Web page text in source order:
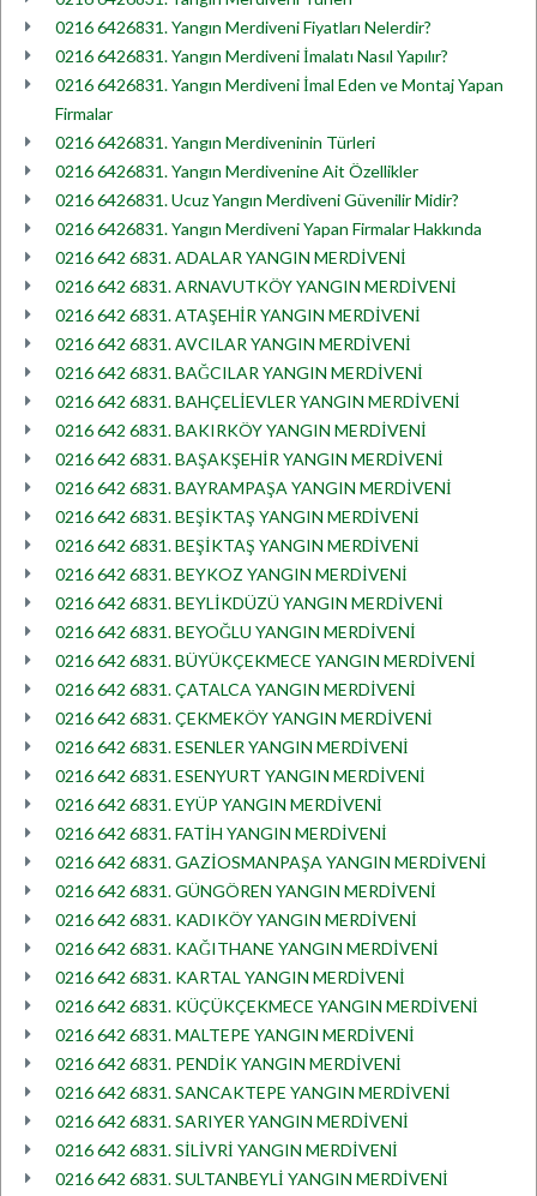
0216 6426831. Yangın Merdiveni Fiyatları Nelerdir?
0216 6426831. Yangın Merdiveni İmalatı Nasıl Yapılır?
0216 6426831. Yangın Merdiveni İmal Eden ve Montaj Yapan
Firmalar
0216 6426831. Yangın Merdiveninin Türleri
0216 6426831. Yangın Merdivenine Ait Özellikler
0216 6426831. Ucuz Yangın Merdiveni Güvenilir Midir?
0216 6426831. Yangın Merdiveni Yapan Firmalar Hakkında
0216 642 6831. ADALAR YANGIN MERDİVENİ
0216 642 6831. ARNAVUTKÖY YANGIN MERDİVENİ
0216 642 6831. ATAŞEHİR YANGIN MERDİVENİ
0216 642 6831. AVCILAR YANGIN MERDİVENİ
0216 642 6831. BAĞCILAR YANGIN MERDİVENİ
0216 642 6831. BAHÇELİEVLER YANGIN MERDİVENİ
0216 642 6831. BAKIRKÖY YANGIN MERDİVENİ
0216 642 6831. BAŞAKŞEHİR YANGIN MERDİVENİ
0216 642 6831. BAYRAMPAŞA YANGIN MERDİVENİ
0216 642 6831. BEŞİKTAŞ YANGIN MERDİVENİ
0216 642 6831. BEŞİKTAŞ YANGIN MERDİVENİ
0216 642 6831. BEYKOZ YANGIN MERDİVENİ
0216 642 6831. BEYLİKDÜZÜ YANGIN MERDİVENİ
0216 642 6831. BEYOĞLU YANGIN MERDİVENİ
0216 642 6831. BÜYÜKÇEKMECE YANGIN MERDİVENİ
0216 642 6831. ÇATALCA YANGIN MERDİVENİ
0216 642 6831. ÇEKMEKÖY YANGIN MERDİVENİ
0216 642 6831. ESENLER YANGIN MERDİVENİ
0216 642 6831. ESENYURT YANGIN MERDİVENİ
0216 642 6831. EYÜP YANGIN MERDİVENİ
0216 642 6831. FATİH YANGIN MERDİVENİ
0216 642 6831. GAZİOSMANPAŞA YANGIN MERDİVENİ
0216 642 6831. GÜNGÖREN YANGIN MERDİVENİ
0216 642 6831. KADIKÖY YANGIN MERDİVENİ
0216 642 6831. KAĞITHANE YANGIN MERDİVENİ
0216 642 6831. KARTAL YANGIN MERDİVENİ
0216 642 6831. KÜÇÜKÇEKMECE YANGIN MERDİVENİ
0216 642 6831. MALTEPE YANGIN MERDİVENİ
0216 642 6831. PENDİK YANGIN MERDİVENİ
0216 642 6831. SANCAKTEPE YANGIN MERDİVENİ
0216 642 6831. SARIYER YANGIN MERDİVENİ
0216 642 6831. SİLİVRİ YANGIN MERDİVENİ
0216 642 6831. SULTANBEYLİ YANGIN MERDİVENİ